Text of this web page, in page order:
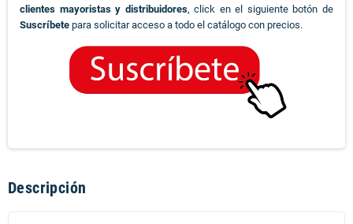
clientes mayoristas y distribuidores, click en el siguiente botón de
Suscríbete para solicitar acceso a todo el catálogo con precios.
Descripción